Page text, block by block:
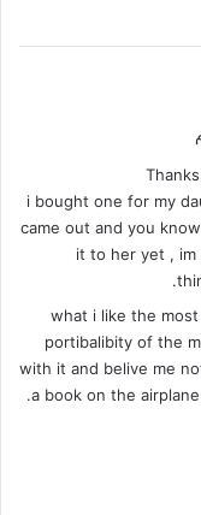
i bought one for my
came out and you
it to her yet , im
what i like the
portibalibity of the
with it and belive me
a book on the